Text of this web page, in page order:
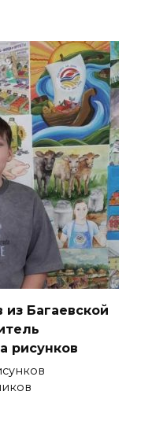
Багаевской
рисунков